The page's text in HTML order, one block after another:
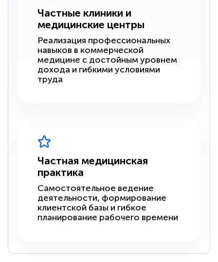
Частные клиники и
медицинские центры
Реализация профессиональных
навыков в коммерческой
медицине с достойным уровнем
дохода и гибкими условиями
труда
Частная медицинская
практика
Самостоятельное ведение
деятельности, формирование
клиентской базы и гибкое
планирование рабочего времени